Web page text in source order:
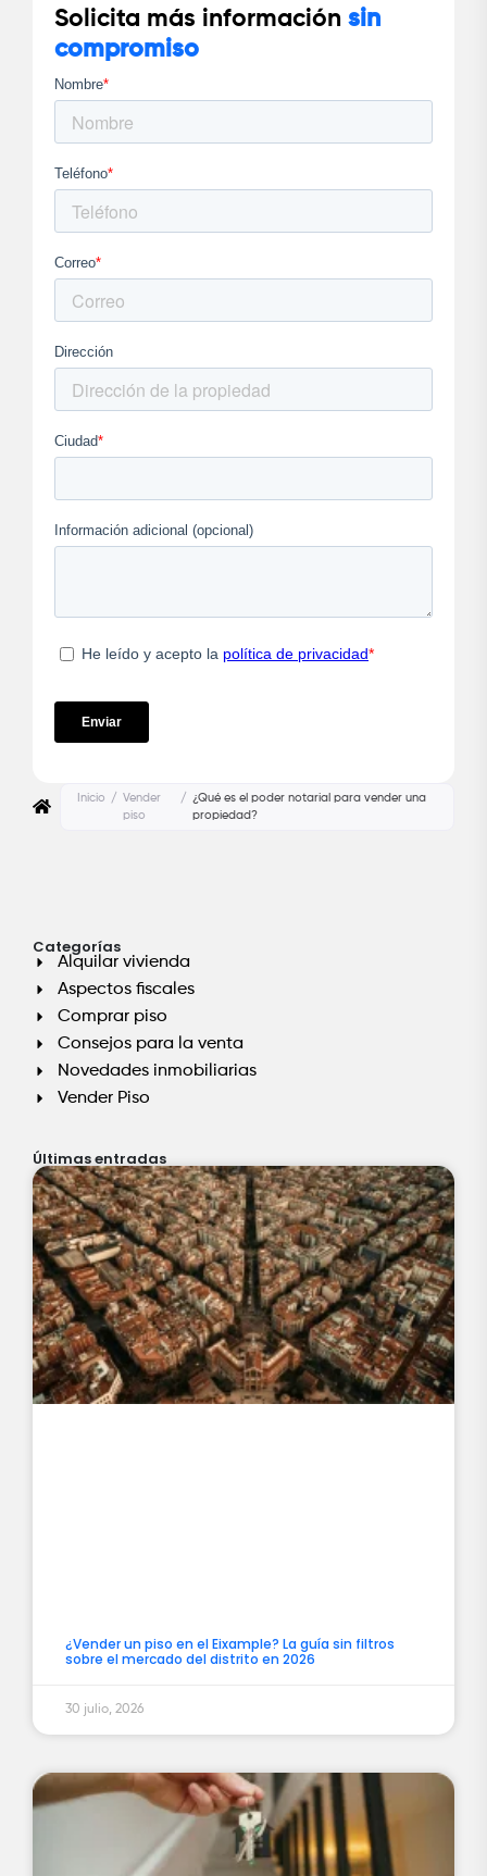
Inicio / Vender
piso
/
¿Qué es el poder notarial para vender una
propiedad?
Solicita más información sin
compromiso
Categorías
Alquilar vivienda
Aspectos fiscales
Comprar piso
Consejos para la venta
Novedades inmobiliarias
Vender Piso
Últimas entradas
¿Vender un piso en el Eixample? La guía sin filtros
sobre el mercado del distrito en 2026
30 julio, 2026